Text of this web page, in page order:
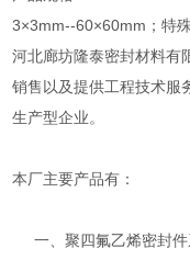
3×3mm--60×60mm；特
河北廊坊隆泰密封材料有
销售以及提供工程技术服
生产型企业。
本厂主要产品有：
一、聚四氟乙烯密封件